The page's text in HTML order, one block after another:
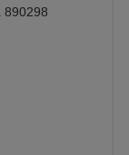
890298